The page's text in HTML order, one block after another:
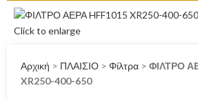
Click to enlarge
Αρχική > ΠΛΑΙΣΙΟ > Φίλτρα > ΦΙΛΤΡΟ
XR250-400-650